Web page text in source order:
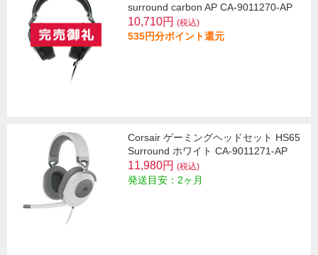
surround carbon AP CA-9011270-AP
10,710円 (税込)
535円分ポイント還元
Corsair ゲーミングヘッドセット HS65
Surround ホワイト CA-9011271-AP
11,980円 (税込)
発送目安：2ヶ月